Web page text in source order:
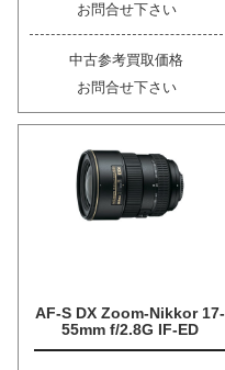
お問合せ下さい
中古参考買取価格
お問合せ下さい
AF-S DX Zoom-Nikkor 17-
55mm f/2.8G IF-ED